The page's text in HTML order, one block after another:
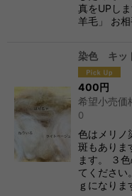
真をUPし
羊毛」 お
染色 キッ
400円
希望小売価
0
色はメリノ
斑もありま
ます。 ３
てください
ｇになり